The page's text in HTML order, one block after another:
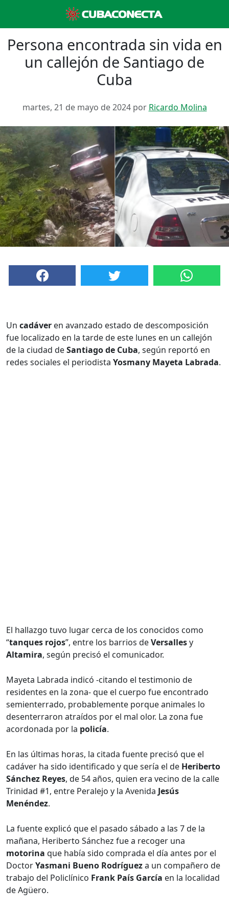
Persona encontrada sin vida en
un callejón de Santiago de
Cuba
martes, 21 de mayo de 2024 por Ricardo Molina
Un cadáver en avanzado estado de descomposición
fue localizado en la tarde de este lunes en un callejón
de la ciudad deSantiago de Cuba, según reportó en
redes sociales el periodista Yosmany Mayeta Labrada.
El hallazgo tuvo lugar cerca de los conocidos como
“tanques rojos”, entre los barrios deVersallesy
Altamira, según precisó el comunicador.
Mayeta Labrada indicó -citando el testimonio de
residentes en la zona- que el cuerpo fue encontrado
semienterrado, probablemente porque animales lo
desenterraron atraídos por el mal olor. La zona fue
acordonada por la policía.
En las últimas horas, la citada fuente precisó que el
cadáver ha sido identificado y que sería el de Heriberto
Sánchez Reyes, de 54 años, quien era vecino de la calle
Trinidad #1, entre Peralejo y la Avenida Jesús
Menéndez.
La fuente explicó que el pasado sábado a las 7 de la
mañana, Heriberto Sánchez fue a recoger una
motorina que había sido comprada el día antes por el
DoctorYasmani Bueno Rodrígueza un compañero de
trabajo del Policlínico Frank País García en la localidad
de Agüero.